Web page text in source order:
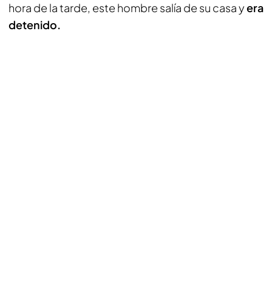
hora de la tarde, este hombre salía de su casa yera
detenido.